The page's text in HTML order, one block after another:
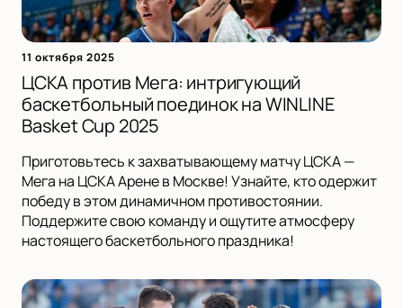
11 октября 2025
ЦСКА против Мега: интригующий
баскетбольный поединок на WINLINE
Basket Cup 2025
Приготовьтесь к захватывающему матчу ЦСКА —
Мега на ЦСКА Арене в Москве! Узнайте, кто одержит
победу в этом динамичном противостоянии.
Поддержите свою команду и ощутите атмосферу
настоящего баскетбольного праздника!